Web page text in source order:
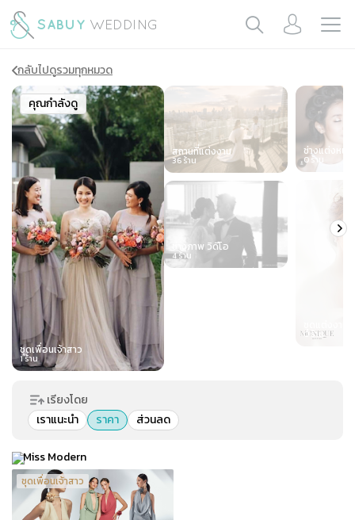
กลับไปดูรวมทุกหมวด
ชุดเพื่อนเจ้าสาว
1ร้าน
คุณกำลังดู Slide 1 of 7
สถานที่แต่งงาน
36 ร้าน
ช่างภาพ วิดีโอ
4ร้าน
ช่างแต่งหน้า
0 ร้าน
0 ร้าน
เรียงโดย
เราแนะนำ
ราคา ส่วนลด
Miss Modern
ชุดเพื่อนเจ้าสาว